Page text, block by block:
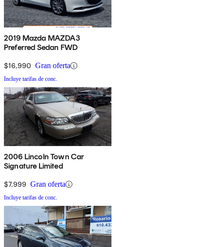
2019 Mazda MAZDA3
Preferred Sedan FWD
$16,990 Gran oferta
Incluye tarifas de conc.
2006 Lincoln Town Car
Signature Limited
$7,999 Gran oferta
Incluye tarifas de conc.